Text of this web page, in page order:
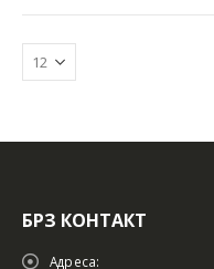
Батериски сет
БРЗ КОНТАКТ
Адреса: